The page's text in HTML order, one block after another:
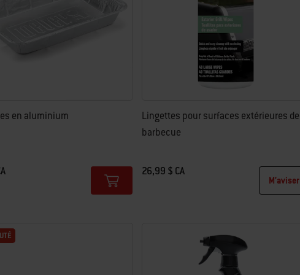
en aluminium
Lingettes pour surfaces extérieures de
barbecue
26,99 $ CA
M’aviser